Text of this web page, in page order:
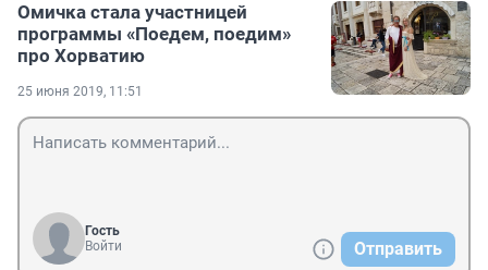
Омичка стала участницей
программы «Поедем, поедим»
про Хорватию
25 июня 2019, 11:51
Гость
Войти
Отправить